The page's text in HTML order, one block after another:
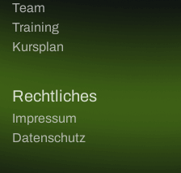
Team
Training
Kursplan
Rechtliches
Impressum
Datenschutz